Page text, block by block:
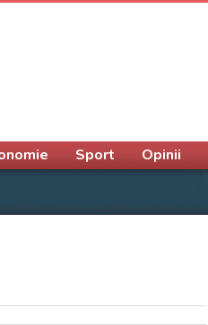
Sport Opinii